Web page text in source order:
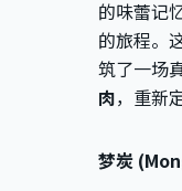
的味蕾记
的旅程。
筑了一场
肉，重新
梦炭